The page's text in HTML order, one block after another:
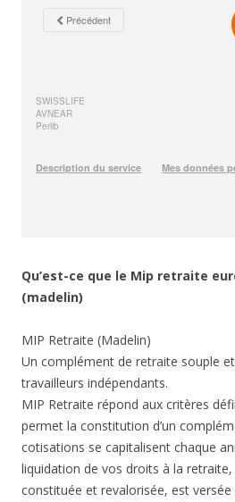
Qu’est-ce que le Mip retraite
(madelin)
MIP Retraite (Madelin)
Un complément de retraite souple
travailleurs indépendants.
MIP Retraite répond aux critères
permet la constitution d’un
cotisations se capitalisent chaque
liquidation de vos droits à la retraite,
constituée et revalorisée, est